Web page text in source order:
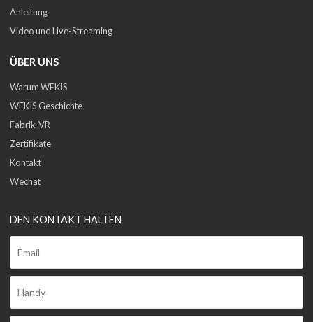
Anleitung
Video und Live-Streaming
ÜBER UNS
Warum WEKIS
WEKIS Geschichte
Fabrik-VR
Zertifikate
Kontakt
Wechat
DEN KONTAKT HALTEN